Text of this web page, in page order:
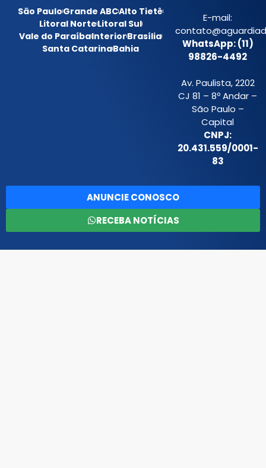
São PauloGrande ABCAlto Tietê
Litoral NorteLitoral Sul
Vale do ParaíbaInteriorBrasília
Santa CatarinaBahia
E-mail:
WhatsApp: (11)
98826-4492
Av. Paulista, 2202
CJ 81 – 8º Andar –
São Paulo –
Capital
CNPJ:
20.431.559/0001-
83
ANUNCIE CONOSCO
RECEBA NOTÍCIAS